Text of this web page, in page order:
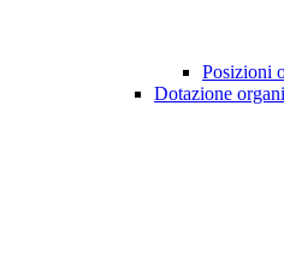
Posizioni
Dotazione